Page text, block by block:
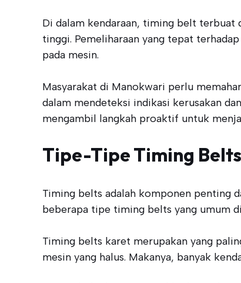
Di dalam kendaraan, timing belt terbuat
tinggi. Pemeliharaan yang tepat
pada mesin.
Masyarakat di Manokwari perlu
dalam mendeteksi indikasi kerusakan
mengambil langkah proaktif untuk
Tipe-Tipe Timing Belts
Timing belts adalah komponen penting
beberapa tipe timing belts yang umum
Timing belts karet merupakan yang
mesin yang halus. Makanya, banyak